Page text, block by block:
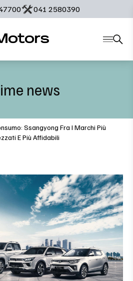
‭041 2580390‬
news
Ssangyong Fra I Marchi Più
E Più Affidabili